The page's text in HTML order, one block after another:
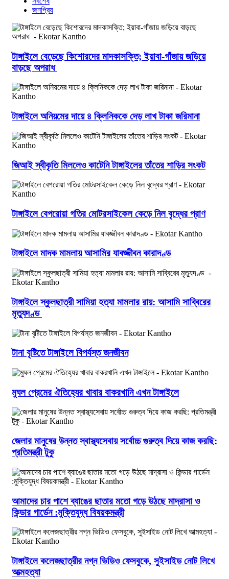
জনপ্রিয়
টাঙ্গাইলে বেড়েছে কিশোরদের মাদকাসক্তি; ইয়াবা-গাঁজায় জড়িয়ে
বাড়ছে অপরাধ
টাঙ্গাইলে অনিয়মের দায়ে ৪ ক্লিনিককে দেড় লাখ টাকা জরিমানা
জিআই স্বীকৃতি মিললেও কাটেনি টাঙ্গাইলের তাঁতের শাড়ির সংকট
টাঙ্গাইলে বেপরোয়া গতির মোটরসাইকেল কেড়ে নিল বৃদ্ধের প্রাণ
টাঙ্গাইলে মাদক মামলায় আসামির যাবজ্জীবন কারাদণ্ড
টাঙ্গাইলে স্কুলছাত্রী সামিয়া হত্যা মামলার রায়: আসামি সাব্বিরের
মৃত্যুদণ্ড
টানা বৃষ্টিতে টাঙ্গাইলে বিপর্যস্ত জনজীবন
মুঘল প্রেমের ঐতিহ্যের খাবার বাকরখানি এখন টাঙ্গাইলে
জেলার মানুষের উন্নত স্বাস্থ্যসেবায় সর্বোচ্চ গুরুত্ব দিয়ে কাজ করছি:
প্রতিমন্ত্রী টুকু
আমাদের চার পাশে ব্যাঙের ছাতার মতো গড়ে উঠছে মাদ্রাসা ও
কিন্ডার গার্ডেন :মুক্তিযুদ্ধ বিষয়কমন্ত্রী
টাঙ্গাইলে কলেজছাত্রীর নগ্ন ভিডিও ফেসবুকে, সুইসাইড নোট লিখে
আত্মহত্যা